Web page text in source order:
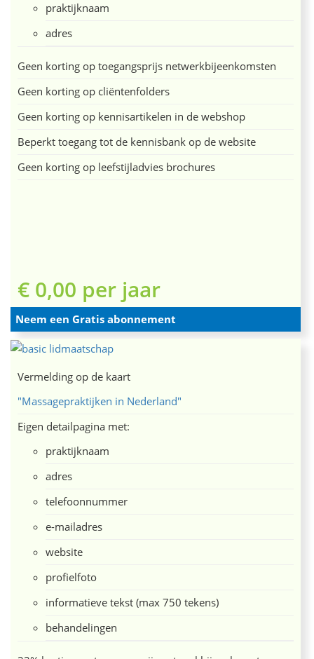
praktijknaam
adres
Geen korting op toegangsprijs netwerkbijeenkomsten
Geen korting op cliëntenfolders
Geen korting op kennisartikelen in de webshop
Beperkt toegang tot de kennisbank op de website
Geen korting op leefstijladvies brochures
€ 0,00 per jaar
Neem een Gratis abonnement
Vermelding op de kaart
"Massagepraktijken in Nederland"
Eigen detailpagina met:
praktijknaam
adres
telefoonnummer
e-mailadres
website
profielfoto
informatieve tekst (max 750 tekens)
behandelingen